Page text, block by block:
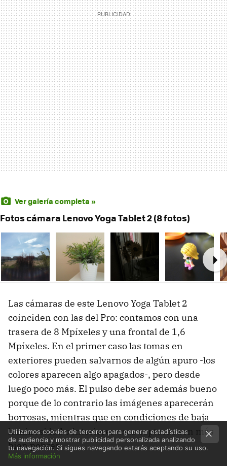
Ver galería completa »
Fotos cámara Lenovo Yoga Tablet 2 (8 fotos)
Las cámaras de este Lenovo Yoga Tablet 2
coinciden con las del Pro: contamos con una
trasera de 8 Mpíxeles y una frontal de 1,6
Mpíxeles. En el primer caso las tomas en
exteriores pueden salvarnos de algún apuro -los
colores aparecen algo apagados-, pero desde
luego poco más. El pulso debe ser además bueno
porque de lo contrario las imágenes aparecerán
borrosas, mientras que en condiciones de baja
luminosidad o interiores esas capturas son más
bien pobres.
Utilizamos cookies de terceros para generar estadísticas
de audiencia y mostrar publicidad personalizada analizando
tu navegación. Si sigues navegando estarás aceptando su uso.
Más información